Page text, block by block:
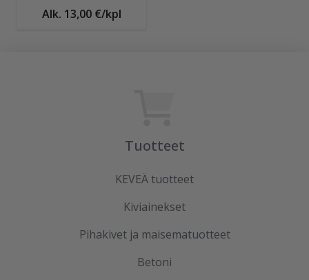
Alk. 13,00 €/kpl
Tuotteet
KEVEÄ tuotteet
Kiviainekset
Pihakivet ja maisematuotteet
Betoni